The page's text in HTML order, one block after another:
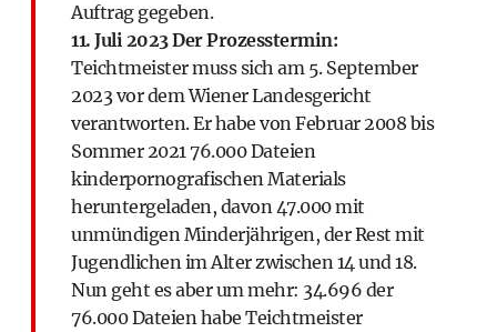
Auftrag gegeben.
11. Juli 2023 Der Prozesstermin:
Teichtmeister muss sich am 5. September
2023 vor dem Wiener Landesgericht
verantworten. Er habe von Februar 2008 bis
Sommer 2021 76.000 Dateien
kinderpornografischen Materials
heruntergeladen, davon 47.000 mit
unmündigen Minderjährigen, der Rest mit
Jugendlichen im Alter zwischen 14 und 18.
Nun geht es aber um mehr: 34.696 der
76.000 Dateien habe Teichtmeister